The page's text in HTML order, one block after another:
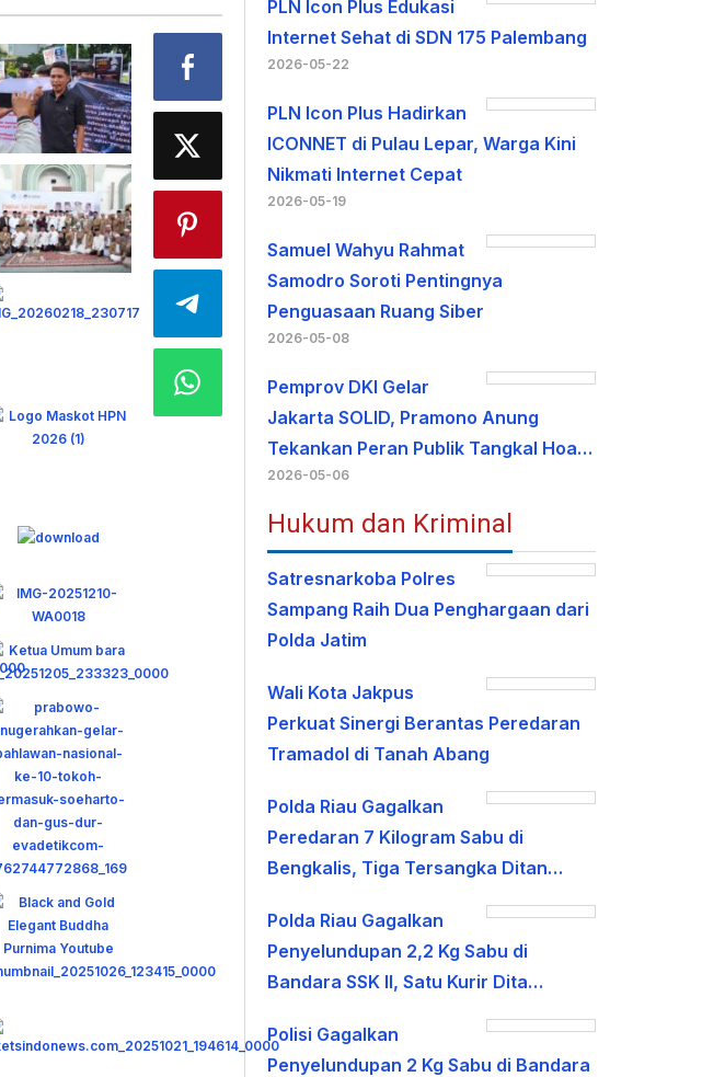
PLN Icon Plus Edukasi
Internet Sehat di SDN 175 Palembang
2026-05-22
PLN Icon Plus Hadirkan
ICONNET di Pulau Lepar, Warga Kini
Nikmati Internet Cepat
2026-05-19
Samuel Wahyu Rahmat
Samodro Soroti Pentingnya
Penguasaan Ruang Siber
2026-05-08
Pemprov DKI Gelar
Jakarta SOLID, Pramono Anung
Tekankan Peran Publik Tangkal Hoa…
2026-05-06
Hukum dan Kriminal
Satresnarkoba Polres
Sampang Raih Dua Penghargaan dari
Polda Jatim
Wali Kota Jakpus
Perkuat Sinergi Berantas Peredaran
Tramadol di Tanah Abang
Polda Riau Gagalkan
Peredaran 7 Kilogram Sabu di
Bengkalis, Tiga Tersangka Ditan…
Polda Riau Gagalkan
Penyelundupan 2,2 Kg Sabu di
Bandara SSK II, Satu Kurir Dita…
Polisi Gagalkan
Penyelundupan 2 Kg Sabu di Bandara